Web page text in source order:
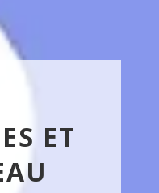
ET